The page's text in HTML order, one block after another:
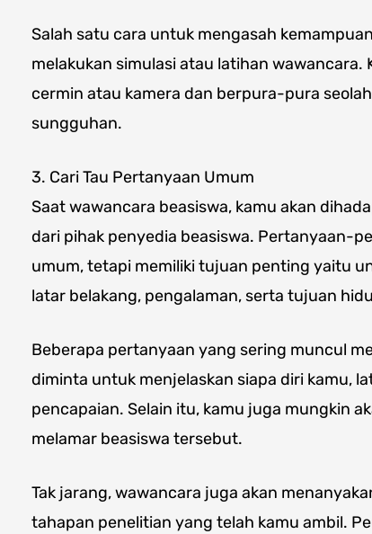
Salah satu cara untuk mengasah
melakukan simulasi atau latihan wawancara.
cermin atau kamera dan berpura-pura
sungguhan.
3. Cari Tau Pertanyaan Umum
Saat wawancara beasiswa, kamu akan
dari pihak penyedia beasiswa. Pertanyaan-
umum, tetapi memiliki tujuan penting yaitu
latar belakang, pengalaman, serta tujuan
Beberapa pertanyaan yang sering muncul
diminta untuk menjelaskan siapa diri kamu,
pencapaian. Selain itu, kamu juga mungkin
melamar beasiswa tersebut.
Tak jarang, wawancara juga akan
tahapan penelitian yang telah kamu ambil.